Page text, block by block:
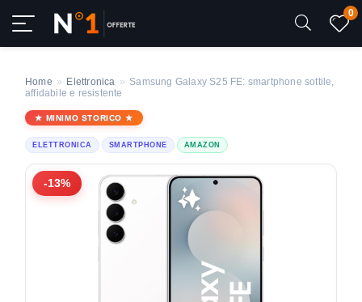
0
Home » Elettronica » Samsung Galaxy S25 FE: smartphone sottile,
affidabile e resistente
MINIMO STORICO
ELETTRONICA SMARTPHONE AMAZON
-13%